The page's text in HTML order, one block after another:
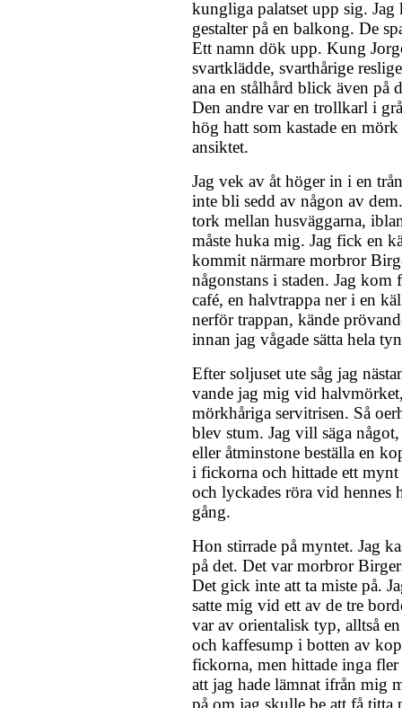
kungliga palatset upp sig. Jag
gestalter på en balkong. De
Ett namn dök upp. Kung
svartklädde, svarthårige
ana en stålhård blick även på
Den andre var en trollkarl i
hög hatt som kastade en
ansiktet.
Jag vek av åt höger in i en
inte bli sedd av någon av
tork mellan husväggarna,
måste huka mig. Jag fick en
kommit närmare morbror
någonstans i staden. Jag
café, en halvtrappa ner i en
nerför trappan, kände
innan jag vågade sätta hela
Efter soljuset ute såg jag
vande jag mig vid
mörkhåriga servitrisen. Så
blev stum. Jag vill säga
eller åtminstone beställa en
i fickorna och hittade ett mynt
och lyckades röra vid hennes
gång.
Hon stirrade på myntet. Jag
på det. Det var morbror
Det gick inte att ta miste på.
satte mig vid ett av de tre
var av orientalisk typ, alltså
och kaffesump i botten av
fickorna, men hittade inga fler
att jag hade lämnat ifrån mig
på om jag skulle be att få titta